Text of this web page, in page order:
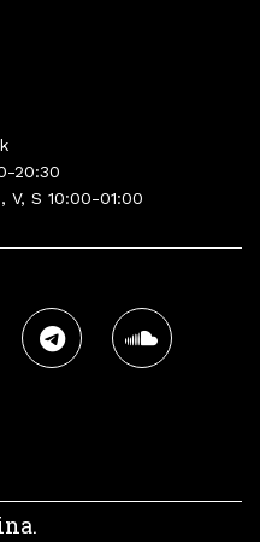
20:30
V, S 10:00-01:00